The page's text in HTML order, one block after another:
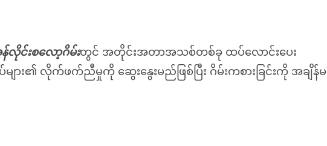
လိုင်းစလော့ဂိမ်းတွင် အတိုင်းအတာအသစ်တစ်ခု ထပ်လောင်းပေး
၏ လိုက်ဖက်ညီမှုကို ဆွေးနွေးမည်ဖြစ်ပြီး ဂိမ်းကစားခြင်းကို အချိန်မ